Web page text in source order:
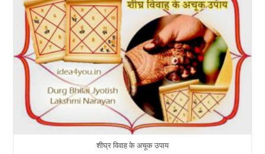
शीघ्र विवाह के अचूक उपाय